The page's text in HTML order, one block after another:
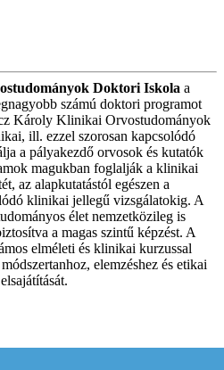
Doktori Iskola a
számú doktori programot
Károly Klinikai Orvostudományok
ill. ezzel szorosan kapcsolódó
a pályakezdő orvosok és kutatók
magukban foglalják a klinikai
az alapkutatástól egészen a
klinikai jellegű vizsgálatokig. A
élet nemzetközileg is
a magas szintű képzést. A
elméleti és klinikai kurzussal
elemzéshez és etikai